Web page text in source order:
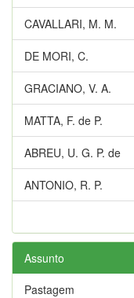
CAVALLARI, M. M.
DE MORI, C.
GRACIANO, V. A.
MATTA, F. de P.
ABREU, U. G. P. de
ANTONIO, R. P.
Assunto
Pastagem